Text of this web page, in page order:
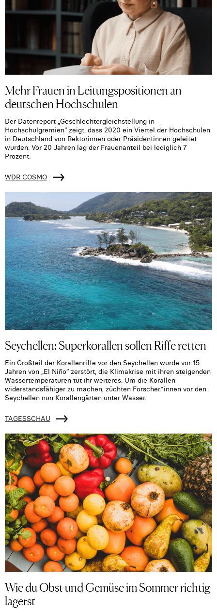
Mehr Frauen in Leitungspositionen an
deutschen Hochschulen
Der Datenreport „Geschlechtergleichstellung in
Hochschulgremien“ zeigt, dass 2020 ein Viertel der Hochschulen
in Deutschland von Rektorinnen oder Präsidentinnen geleitet
wurden. Vor 20 Jahren lag der Frauenanteil bei lediglich 7
Prozent.
WDR COSMO
Seychellen: Superkorallen sollen Riffe retten
Ein Großteil der Korallenriffe vor den Seychellen wurde vor 15
Jahren von „El Niño“ zerstört, die Klimakrise mit ihren steigenden
Wassertemperaturen tut ihr weiteres. Um die Korallen
widerstandsfähiger zu machen, züchten Forscher*innen vor den
Seychellen nun Korallengärten unter Wasser.
TAGESSCHAU
Wie du Obst und Gemüse im Sommer richtig
lagerst